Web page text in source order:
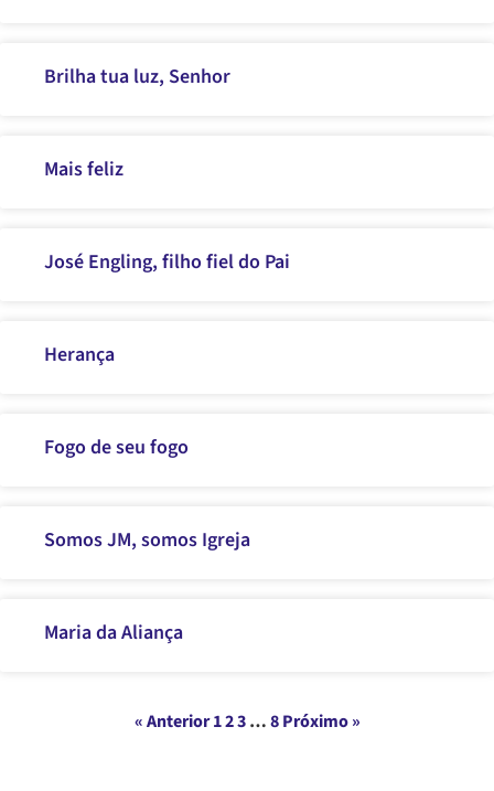
Brilha tua luz, Senhor
Mais feliz
José Engling, filho fiel do Pai
Herança
Fogo de seu fogo
Somos JM, somos Igreja
Maria da Aliança
« Anterior 123 …8 Próximo »